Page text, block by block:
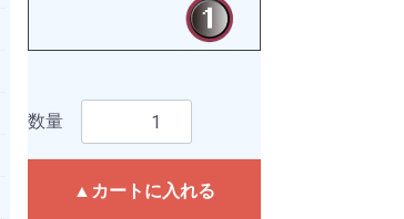
数量
▲カートに入れる